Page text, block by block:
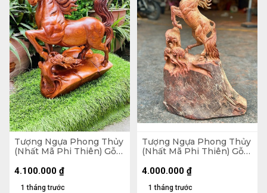
Tượng Ngựa Phong Thủy
(Nhất Mã Phi Thiên) Gỗ
Sâu 25 (cm)
1 tháng trước
4.100.000 ₫
Tượng Ngựa Phong Thủy
(Nhất Mã Phi Thiên) Gỗ
Sâu 17 (cm)
1 tháng trước
4.000.000 ₫